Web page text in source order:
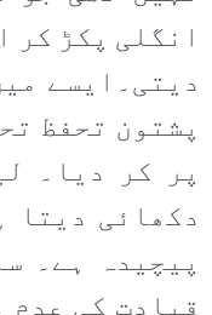
انگلی پکڑ کر
دیتی۔ایسے
پشتون تحفظ
پر کر دیا۔
دکھائی دیتا
پیچیدہ ہے۔